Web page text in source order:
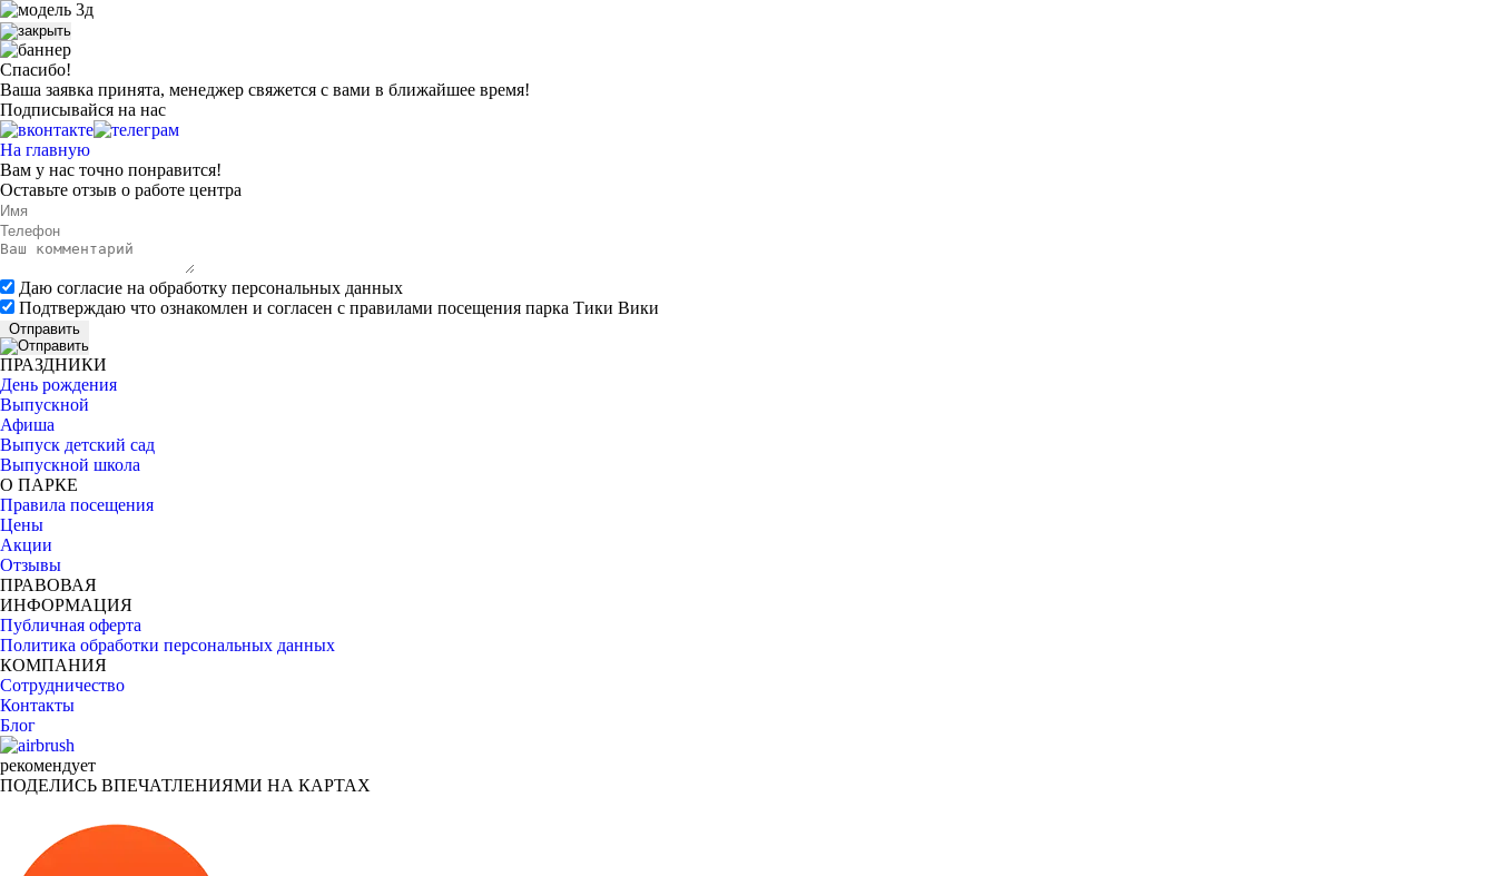
Спасибо!
Ваша заявка принята, менеджер свяжется с вами в ближайшее время!
Подписывайся на нас
На главную
Вам у нас точно понравится!
Оставьте отзыв о работе центра
Даю согласие на обработку персональных данных
Подтверждаю что ознакомлен и согласен с правилами посещения парка Тики Вики
Отправить
ПРАЗДНИКИ
День рождения
Выпускной
Афиша
Выпуск детский сад
Выпускной школа
О ПАРКЕ
Правила посещения
Цены
Акции
Отзывы
ПРАВОВАЯ
ИНФОРМАЦИЯ
Публичная оферта
Политика обработки персональных данных
КОМПАНИЯ
Сотрудничество
Контакты
Блог
рекомендует
ПОДЕЛИСЬ ВПЕЧАТЛЕНИЯМИ НА КАРТАХ